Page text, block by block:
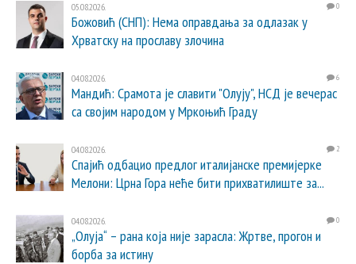
05.08.2026. 0
Божовић (СНП): Нема оправдања за одлазак у
Хрватску на прославу злочина
04.08.2026. 6
Мандић: Срамота је славити "Олују", НСД је вечерас
са својим народом у Мркоњић Граду
04.08.2026. 2
Спајић одбацио предлог италијанске премијерке
Мелони: Црна Гора неће бити прихватилиште за...
04.08.2026. 0
„Олуја“ – рана која није зарасла: Жртве, прогон и
борба за истину